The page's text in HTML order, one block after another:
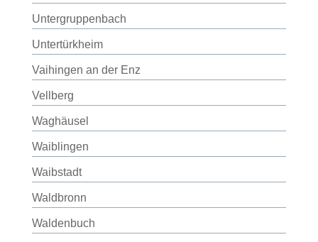
Untergruppenbach
Untertürkheim
Vaihingen an der Enz
Vellberg
Waghäusel
Waiblingen
Waibstadt
Waldbronn
Waldenbuch